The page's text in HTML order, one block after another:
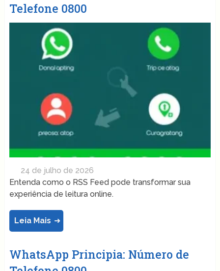
Telefone 0800
24 de julho de 2026
Entenda como o RSS Feed pode transformar sua
experiência de leitura online.
Leia Mais
WhatsApp Principia: Número de